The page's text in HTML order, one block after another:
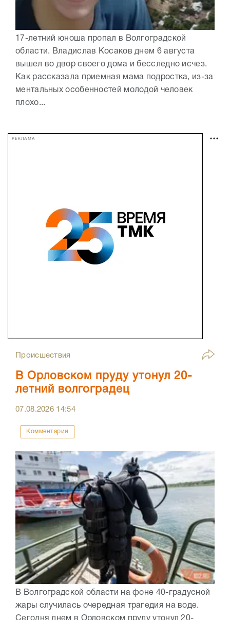
17-летний юноша пропал в Волгоградской
области. Владислав Косаков днем 6 августа
вышел во двор своего дома и бесследно исчез.
Как рассказала приемная мама подростка, из-за
ментальных особенностей молодой человек
плохо...
РЕКЛАМА
Происшествия
В Орловском пруду утонул 20-
летний волгоградец
07.08.2026 14:54
Комментарии
В Волгоградской области на фоне 40-градусной
жары случилась очередная трагедия на воде.
Сегодня днем в Орловском пруду утонул 20-